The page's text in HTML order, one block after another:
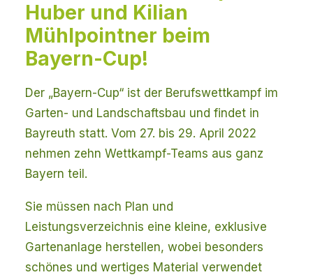
Huber und Kilian
Mühlpointner beim
Bayern-Cup!
Der „Bayern-Cup“ ist der Berufswettkampf im
Garten- und Landschaftsbau und findet in
Bayreuth statt. Vom 27. bis 29. April 2022
nehmen zehn Wettkampf-Teams aus ganz
Bayern teil.
Sie müssen nach Plan und
Leistungsverzeichnis eine kleine, exklusive
Gartenanlage herstellen, wobei besonders
schönes und wertiges Material verwendet